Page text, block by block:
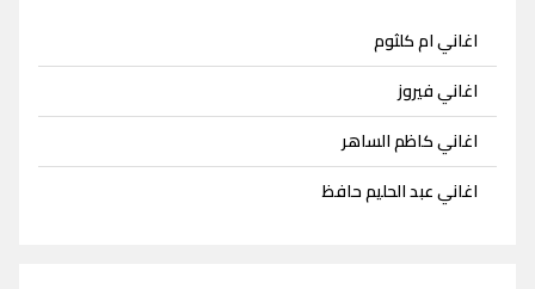
اغاني ام كلثوم
اغاني فيروز
اغاني كاظم الساهر
اغاني عبد الحليم حافظ